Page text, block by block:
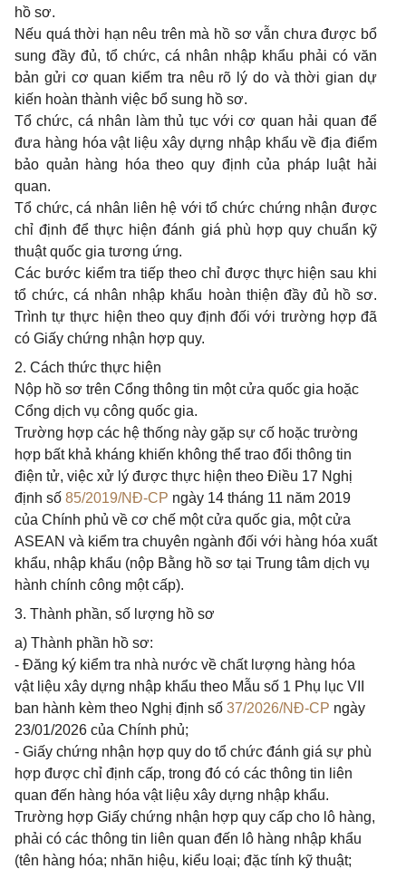
hồ sơ.
Nếu quá thời hạn nêu trên mà hồ sơ vẫn chưa được bổ
sung đầy đủ, tổ chức, cá nhân nhập khẩu phải có văn
bản gửi cơ quan kiểm tra nêu rõ lý do và thời gian dự
kiến hoàn thành việc bổ sung hồ sơ.
Tổ chức, cá nhân làm thủ tục với cơ quan hải quan để
đưa hàng hóa vật liệu xây dựng nhập khẩu về địa điểm
bảo quản hàng hóa theo quy định của pháp luật hải
quan.
Tổ chức, cá nhân liên hệ với tổ chức chứng nhận được
chỉ định để thực hiện đánh giá phù hợp quy chuẩn kỹ
thuật quốc gia tương ứng.
Các bước kiểm tra tiếp theo chỉ được thực hiện sau khi
tổ chức, cá nhân nhập khẩu hoàn thiện đầy đủ hồ sơ.
Trình tự thực hiện theo quy định đối với trường hợp đã
có Giấy chứng nhận hợp quy.
2. Cách thức thực hiện
Nộp hồ sơ trên Cổng thông tin một cửa quốc gia hoặc
Cổng dịch vụ công quốc gia.
Trường hợp các hệ thống này gặp sự cố hoặc trường
hợp bất khả kháng khiến không thể trao đổi thông tin
điện tử, việc xử lý được thực hiện theo Điều 17 Nghị
định số 85/2019/NĐ-CP ngày 14 tháng 11 năm 2019
của Chính phủ về cơ chế một cửa quốc gia, một cửa
ASEAN và kiểm tra chuyên ngành đối với hàng hóa xuất
khẩu, nhập khẩu (nộp Bằng hồ sơ tại Trung tâm dịch vụ
hành chính công một cấp).
3. Thành phần, số lượng hồ sơ
a) Thành phần hồ sơ:
- Đăng ký kiểm tra nhà nước về chất lượng hàng hóa
vật liệu xây dựng nhập khẩu theo Mẫu số 1 Phụ lục VII
ban hành kèm theo Nghị định số 37/2026/NĐ-CP ngày
23/01/2026 của Chính phủ;
- Giấy chứng nhận hợp quy do tổ chức đánh giá sự phù
hợp được chỉ định cấp, trong đó có các thông tin liên
quan đến hàng hóa vật liệu xây dựng nhập khẩu.
Trường hợp Giấy chứng nhận hợp quy cấp cho lô hàng,
phải có các thông tin liên quan đến lô hàng nhập khẩu
(tên hàng hóa; nhãn hiệu, kiểu loại; đặc tính kỹ thuật;